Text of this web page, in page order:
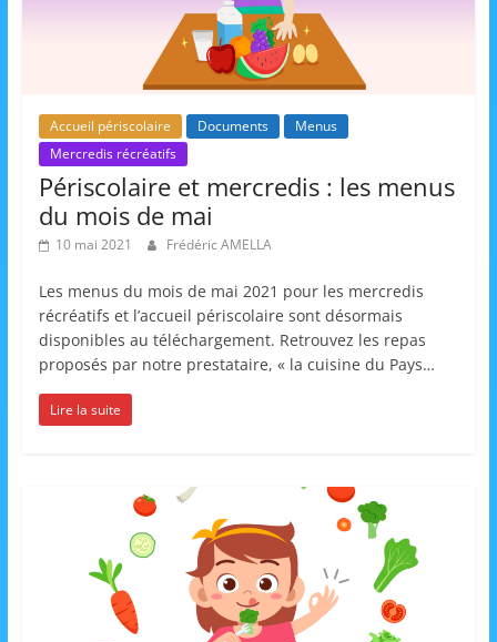
é
A
!
Accueil périscolaire Documents
Menus
Mercredis récréatifs
Périscolaire et mercredis : les menus
du mois de mai
10 mai 2021 Frédéric AMELLA
Les menus du mois de mai 2021 pour les mercredis
récréatifs et l’accueil périscolaire sont désormais
disponibles au téléchargement. Retrouvez les repas
proposés par notre prestataire, « la cuisine du Pays…
Lire la suite